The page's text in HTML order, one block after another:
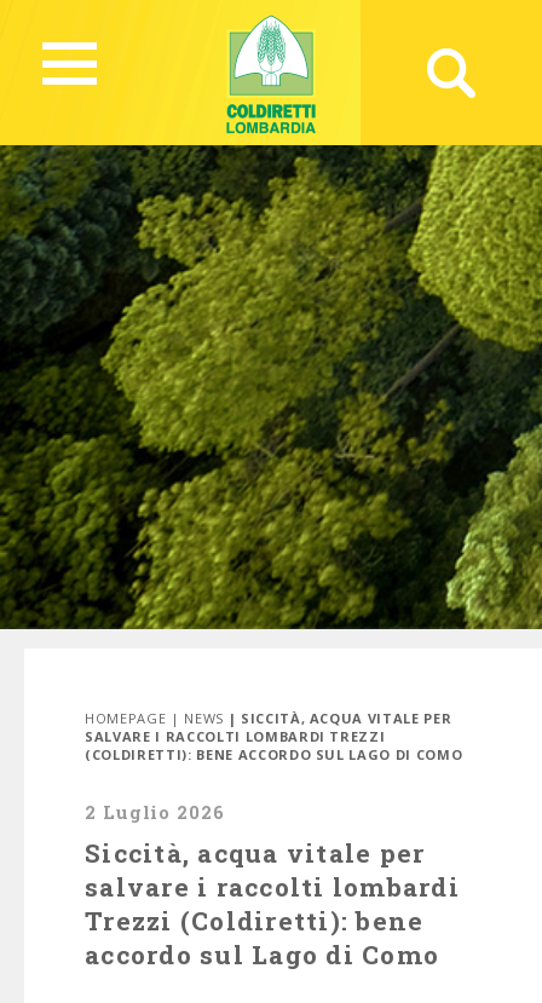
HOMEPAGE | NEWS | SICCITÀ, ACQUA VITALE PER
SALVARE I RACCOLTI LOMBARDI TREZZI
(COLDIRETTI): BENE ACCORDO SUL LAGO DI COMO
2 Luglio 2026
Siccità, acqua vitale per
salvare i raccolti lombardi
Trezzi (Coldiretti): bene
accordo sul Lago di Como